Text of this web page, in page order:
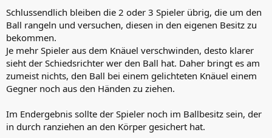
Schlussendlich bleiben die 2 oder 3 Spieler übrig, die um den
Ball rangeln und versuchen, diesen in den eigenen Besitz zu
bekommen.
Je mehr Spieler aus dem Knäuel verschwinden, desto klarer
sieht der Schiedsrichter wer den Ball hat. Daher bringt es am
zumeist nichts, den Ball bei einem gelichteten Knäuel einem
Gegner noch aus den Händen zu ziehen.
Im Endergebnis sollte der Spieler noch im Ballbesitz sein, der
in durch ranziehen an den Körper gesichert hat.